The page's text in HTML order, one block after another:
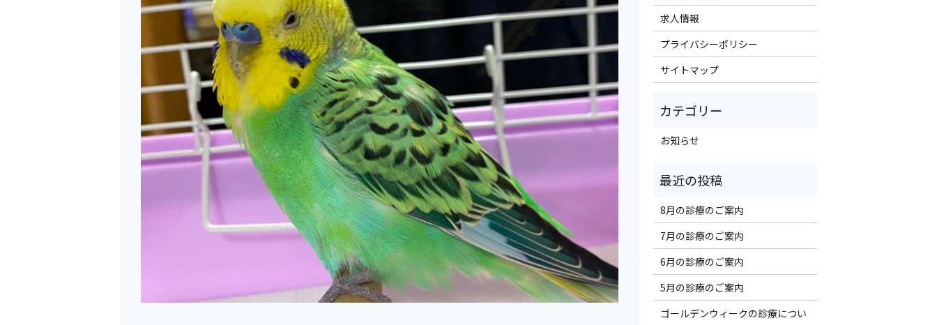
求人情報
プライバシーポリシー
サイトマップ
お知らせ
8月の診療のご案内
7月の診療のご案内
6月の診療のご案内
5月の診療のご案内
ゴールデンウィークの診療につい